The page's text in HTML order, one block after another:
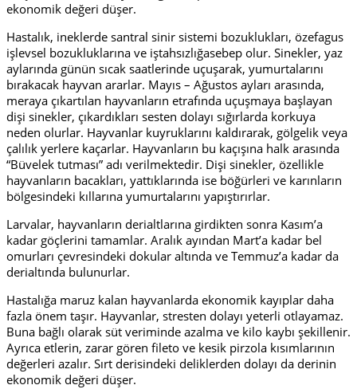
ekonomik değeri düşer.
Hastalık, ineklerde santral sinir sistemi bozuklukları, özefagus
işlevsel bozukluklarına ve iştahsızlığasebep olur. Sinekler, yaz
aylarında günün sıcak saatlerinde uçuşarak, yumurtalarını
bırakacak hayvan ararlar. Mayıs – Ağustos ayları arasında,
meraya çıkartılan hayvanların etrafında uçuşmaya başlayan
dişi sinekler, çıkardıkları sesten dolayı sığırlarda korkuya
neden olurlar. Hayvanlar kuyruklarını kaldırarak, gölgelik veya
çalılık yerlere kaçarlar. Hayvanların bu kaçışına halk arasında
“Büvelek tutması” adı verilmektedir. Dişi sinekler, özellikle
hayvanların bacakları, yattıklarında ise böğürleri ve karınların
bölgesindeki kıllarına yumurtalarını yapıştırırlar.
Larvalar, hayvanların derialtlarına girdikten sonra Kasım’a
kadar göçlerini tamamlar. Aralık ayından Mart’a kadar bel
omurları çevresindeki dokular altında ve Temmuz’a kadar da
derialtında bulunurlar.
Hastalığa maruz kalan hayvanlarda ekonomik kayıplar daha
fazla önem taşır. Hayvanlar, stresten dolayı yeterli otlayamaz.
Buna bağlı olarak süt veriminde azalma ve kilo kaybı şekillenir.
Ayrıca etlerin, zarar gören fileto ve kesik pirzola kısımlarının
değerleri azalır. Sırt derisindeki deliklerden dolayı da derinin
ekonomik değeri düşer.